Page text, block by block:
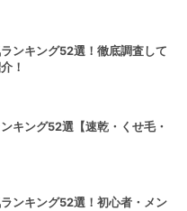
ンキング52選！徹底調査して
！
キング52選【速乾・くせ毛・
ンキング52選！初心者・メン